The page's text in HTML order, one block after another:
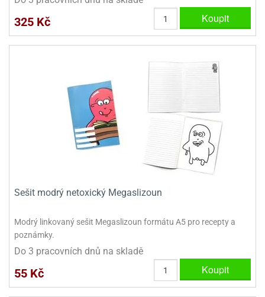
325 Kč Koupit
Sešit modrý netoxický Megaslizoun
Modrý linkovaný sešit Megaslizoun formátu A5 pro recepty a
poznámky.
Do 3 pracovních dnů na skladě
55 Kč Koupit